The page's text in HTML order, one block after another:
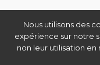
Nous utilisons des
expérience sur notre
non leur utilisation en